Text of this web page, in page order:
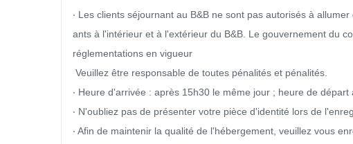
‧ Les clients séjournant au B&B ne sont pas autorisés à
ants à l'intérieur et à l'extérieur du B&B. Le gouvernement du
réglementations en vigueur
‧ Heure d'arrivée : après 15h30 le même jour ; heure de départ
‧ N'oubliez pas de présenter votre pièce d'identité lors de
‧ Afin de maintenir la qualité de l'hébergement, veuillez vous